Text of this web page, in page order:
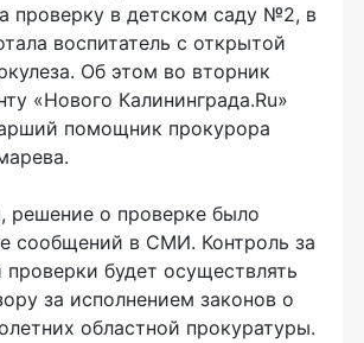
проверку в детском саду №2, в
воспитатель с открытой
Об этом во вторник
«Нового Калининграда.Ru»
помощник прокурора
решение о проверке было
сообщений в СМИ. Контроль за
проверки будет осуществлять
за исполнением законов о
областной прокуратуры.